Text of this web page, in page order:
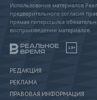
Использование материалов
предварительного согласия
прямая гиперссылка
воспроизведении материалов.
18+
РЕДАКЦИЯ
РЕКЛАМА
ПРАВОВАЯ ИНФОРМАЦИЯ